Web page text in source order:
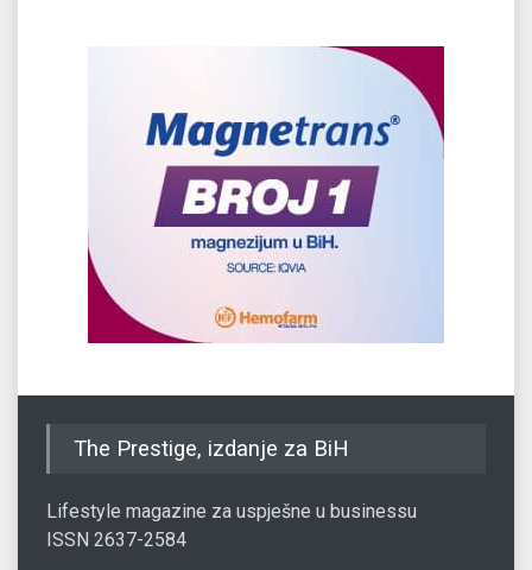
The Prestige, izdanje za BiH
Lifestyle magazine za uspješne u businessu
ISSN 2637-2584